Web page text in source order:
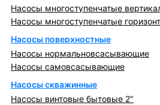
Насосы многоступенчатые
Насосы многоступенчатые
Насосы поверхностные
Насосы нормальновсасывающие
Насосы самовсасывающие
Насосы скважинные
Насосы винтовые бытовые 2"